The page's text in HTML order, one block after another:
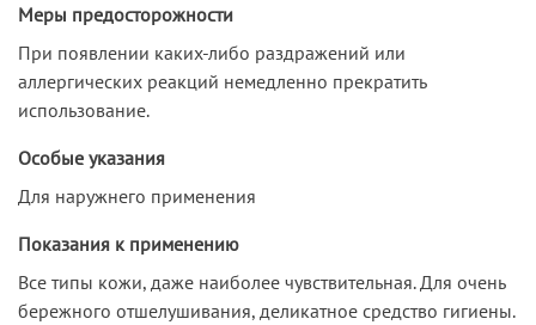
Меры предосторожности
При появлении каких-либо раздражений или
аллергических реакций немедленно прекратить
использование.
Особые указания
Для наружнего применения
Показания к применению
Все типы кожи, даже наиболее чувствительная. Для очень
бережного отшелушивания, деликатное средство гигиены.